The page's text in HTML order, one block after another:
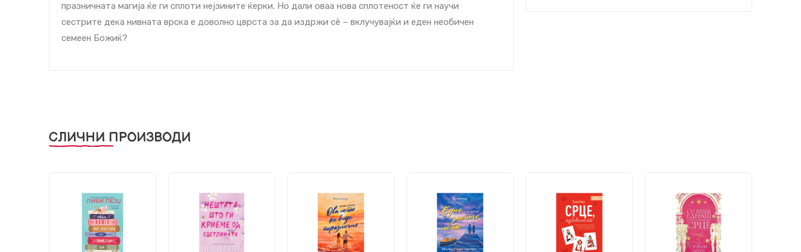
празничната магија ќе ги сплоти нејзините ќерки. Но дали оваа нова сплотеност ќе ги научи
сестрите дека нивната врска е доволно цврста за да издржи сѐ – вклучувајќи и еден необичен
семеен Божиќ?
СЛИЧНИ ПРОИЗВОДИ